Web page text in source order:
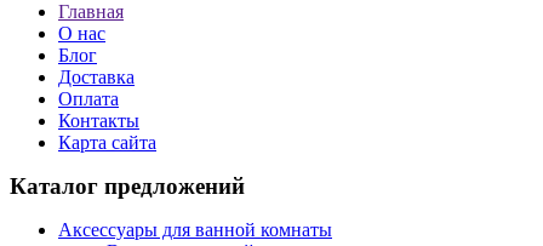
Главная
О нас
Блог
Доставка
Оплата
Контакты
Карта сайта
Каталог предложений
Аксессуары для ванной комнаты